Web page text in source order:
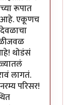
रूपात
आहे. एकूणच
थोडंसं
लागतं.
परिसर!